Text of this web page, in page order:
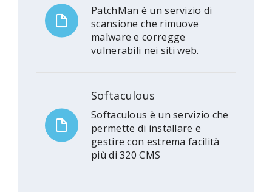
PatchMan è un servizio di
scansione che rimuove
malware e corregge
vulnerabili nei siti web.
Softaculous
Softaculous è un servizio che
permette di installare e
gestire con estrema facilità
più di 320 CMS